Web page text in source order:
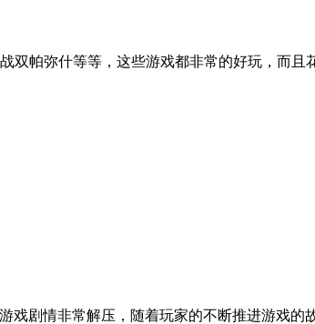
双帕弥什等等，这些游戏都非常的好玩，而且
戏剧情非常解压，随着玩家的不断推进游戏的